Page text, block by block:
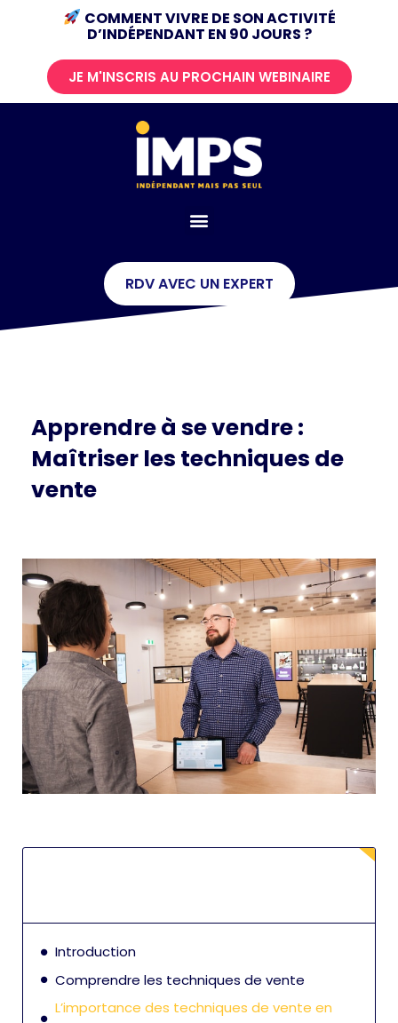
COMMENT VIVRE DE SON ACTIVITÉ
D’INDÉPENDANT EN 90 JOURS ?
JE M'INSCRIS AU PROCHAIN WEBINAIRE
RDV AVEC UN EXPERT
Apprendre à se vendre :
Maîtriser les techniques de
vente
Introduction
Comprendre les techniques de vente
L’importance des techniques de vente en